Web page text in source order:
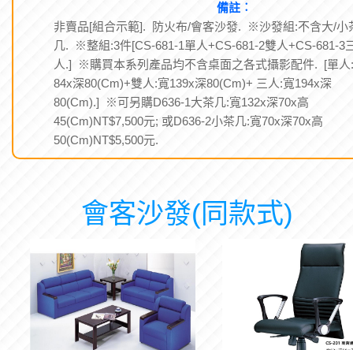
備註︰
非賣品[組合示範]. 防火布/會客沙發. ※沙發組:不含大/小
几. ※整組:3件[CS-681-1單人+CS-681-2雙人+CS-681-3
人.] ※購買本系列產品均不含桌面之各式攝影配件. [單人
84x深80(Cm)+雙人:寬139x深80(Cm)+ 三人:寬194x深
80(Cm).] ※可另購D636-1大茶几:寬132x深70x高
45(Cm)NT$7,500元; 或D636-2小茶几:寬70x深70x高
50(Cm)NT$5,500元.
會客沙發(同款式)